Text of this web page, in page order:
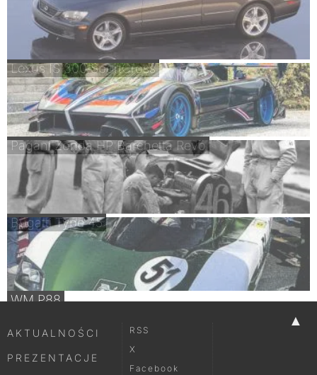
Lexus IS 300 SportCross
Pagani Zonda HP Barchetta Revo
Bugatti Type 45
WM P88
▲
AKTUALNOŚCI
PREZENTACJE
RSS
X
Facebook